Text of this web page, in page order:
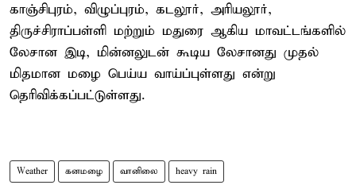
காஞ்சிபுரம், விழுப்புரம், கடலூர், அரியலூர்,
திருச்சிராப்பள்ளி மற்றும் மதுரை ஆகிய மாவட்டங்களில்
லேசான இடி, மின்னலுடன் கூடிய லேசானது முதல்
மிதமான மழை பெய்ய வாய்ப்புள்ளது என்று
தெரிவிக்கப்பட்டுள்ளது.
Weather கனமழை வானிலை heavy rain